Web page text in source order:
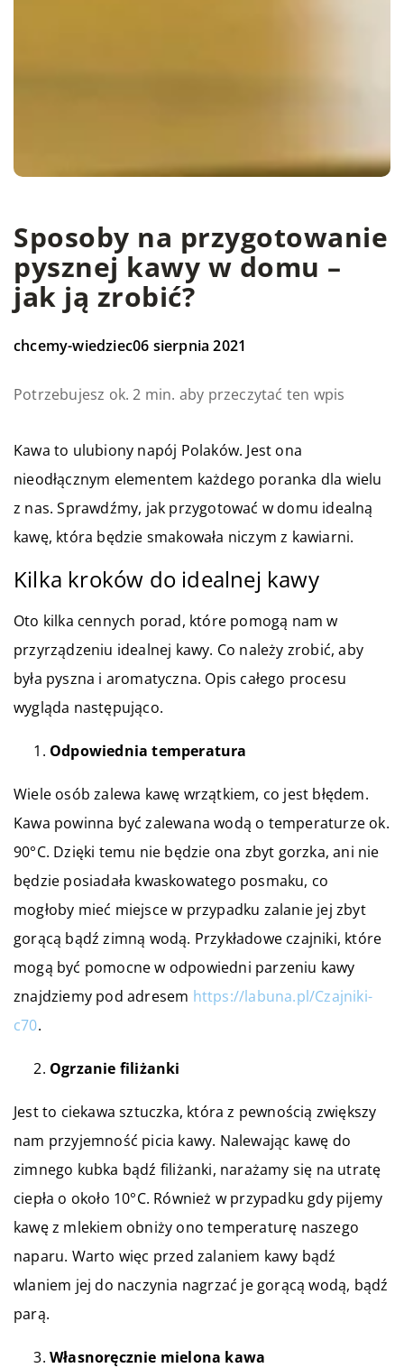
Sposoby na przygotowanie
pysznej kawy w domu –
jak ją zrobić?
chcemy-wiedziec06 sierpnia 2021
Potrzebujesz ok. 2 min. aby przeczytać ten wpis
Kawa to ulubiony napój Polaków. Jest ona
nieodłącznym elementem każdego poranka dla wielu
z nas. Sprawdźmy, jak przygotować w domu idealną
kawę, która będzie smakowała niczym z kawiarni.
Kilka kroków do idealnej kawy
Oto kilka cennych porad, które pomogą nam w
przyrządzeniu idealnej kawy. Co należy zrobić, aby
była pyszna i aromatyczna. Opis całego procesu
wygląda następująco.
Odpowiednia temperatura
Wiele osób zalewa kawę wrzątkiem, co jest błędem.
Kawa powinna być zalewana wodą o temperaturze ok.
90°C. Dzięki temu nie będzie ona zbyt gorzka, ani nie
będzie posiadała kwaskowatego posmaku, co
mogłoby mieć miejsce w przypadku zalanie jej zbyt
gorącą bądź zimną wodą. Przykładowe czajniki, które
mogą być pomocne w odpowiedni parzeniu kawy
znajdziemy pod adresem https://labuna.pl/Czajniki-
c70.
Ogrzanie filiżanki
Jest to ciekawa sztuczka, która z pewnością zwiększy
nam przyjemność picia kawy. Nalewając kawę do
zimnego kubka bądź filiżanki, narażamy się na utratę
ciepła o około 10°C. Również w przypadku gdy pijemy
kawę z mlekiem obniży ono temperaturę naszego
naparu. Warto więc przed zalaniem kawy bądź
wlaniem jej do naczynia nagrzać je gorącą wodą, bądź
parą.
Własnoręcznie mielona kawa